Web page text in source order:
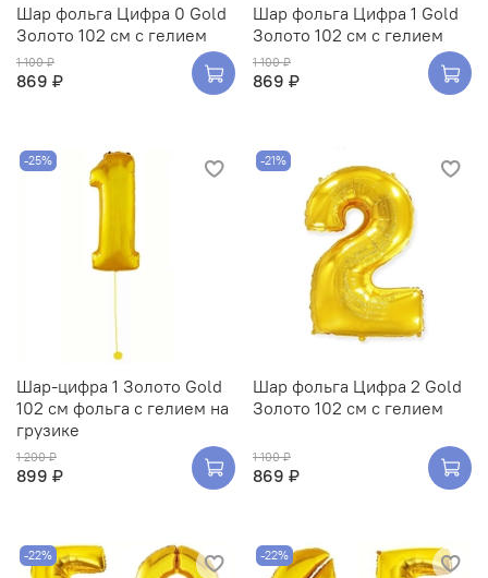
Шар фольга Цифра 0 Gold
Золото 102 см с гелием
1 100 ₽
869 ₽
Шар фольга Цифра 1 Gold
Золото 102 см с гелием
1 100 ₽
869 ₽
-25%
Шар-цифра 1 Золото Gold
102 см фольга с гелием на
грузике
1 200 ₽
899 ₽
-21%
Шар фольга Цифра 2 Gold
Золото 102 см с гелием
1 100 ₽
869 ₽
-22% -22%